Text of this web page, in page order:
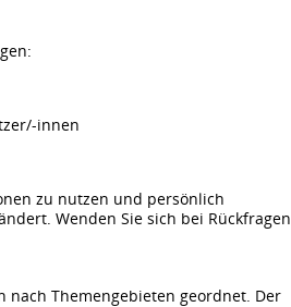
innen
zu nutzen und persönlich
Wenden Sie sich bei Rückfragen
Themengebieten geordnet. Der